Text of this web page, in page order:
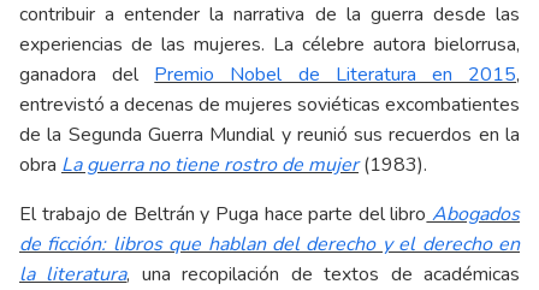
contribuir a entender la narrativa de la guerra desde las
experiencias de las mujeres. La célebre autora bielorrusa,
ganadora delPremio Nobel de Literatura en 2015,
entrevistó a decenas de mujeres soviéticas excombatientes
de la Segunda Guerra Mundial y reunió sus recuerdos en la
obra La guerra no tiene rostro de mujer(1983).
El trabajo de Beltrán y Puga hace parte del libroAbogados
de ficción: libros que hablan del derecho y el derecho en
la literatura, una recopilación de textos de académicas